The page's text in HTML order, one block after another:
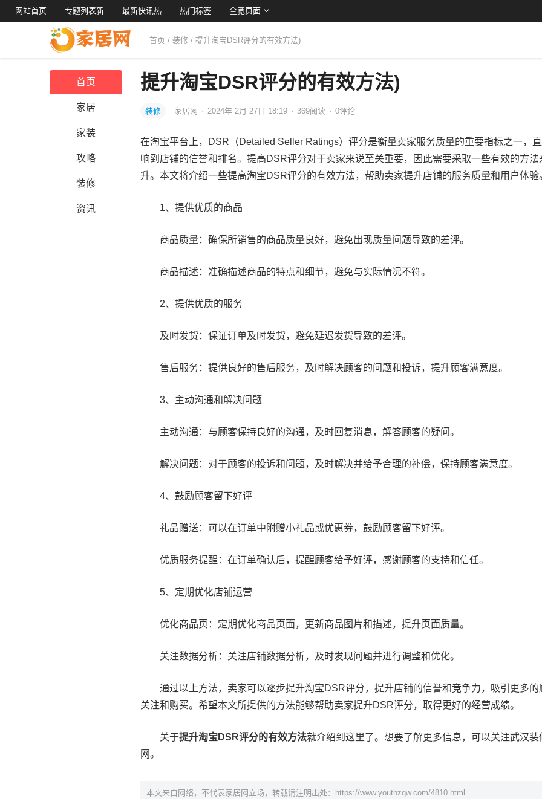
网站首页 专题列表新 最新快讯热 热门标签 全宽页面
首页 / 装修 / 提升淘宝DSR评分的有效方法)
首页
家居
家装
攻略
装修
资讯
提升淘宝DSR评分的有效方法)
装修 家居网 · 2024年 2月 27日 18:19 · 369阅读 · 0评论
在淘宝平台上，DSR（Detailed Seller Ratings）评分是衡量卖家服务质量的重要指标之一，
响到店铺的信誉和排名。提高DSR评分对于卖家来说至关重要，因此需要采取一些有效的方法
升。本文将介绍一些提高淘宝DSR评分的有效方法，帮助卖家提升店铺的服务质量和用户体验
1、提供优质的商品
商品质量：确保所销售的商品质量良好，避免出现质量问题导致的差评。
商品描述：准确描述商品的特点和细节，避免与实际情况不符。
2、提供优质的服务
及时发货：保证订单及时发货，避免延迟发货导致的差评。
售后服务：提供良好的售后服务，及时解决顾客的问题和投诉，提升顾客满意度。
3、主动沟通和解决问题
主动沟通：与顾客保持良好的沟通，及时回复消息，解答顾客的疑问。
解决问题：对于顾客的投诉和问题，及时解决并给予合理的补偿，保持顾客满意度。
4、鼓励顾客留下好评
礼品赠送：可以在订单中附赠小礼品或优惠券，鼓励顾客留下好评。
优质服务提醒：在订单确认后，提醒顾客给予好评，感谢顾客的支持和信任。
5、定期优化店铺运营
优化商品页：定期优化商品页面，更新商品图片和描述，提升页面质量。
关注数据分析：关注店铺数据分析，及时发现问题并进行调整和优化。
通过以上方法，卖家可以逐步提升淘宝DSR评分，提升店铺的信誉和竞争力，吸引更多的
关注和购买。希望本文所提供的方法能够帮助卖家提升DSR评分，取得更好的经营成绩。
关于提升淘宝DSR评分的有效方法就介绍到这里了。想要了解更多信息，可以关注武汉装
网。
本文来自网络，不代表家居网立场，转载请注明出处： https://www.youthzqw.com/4810.html